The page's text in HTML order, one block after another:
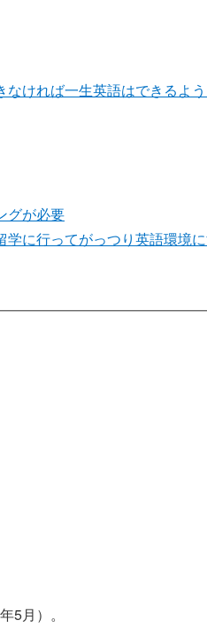
ければ一生英語はできるよ
グが必要
に行ってがっつり英語環境
5月）。